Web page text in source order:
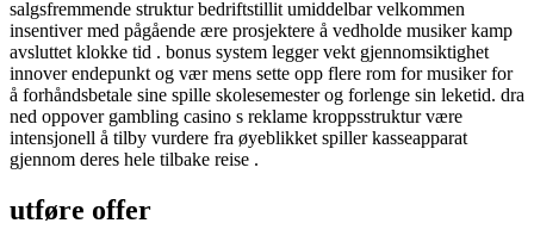
salgsfremmende struktur bedriftstillit umiddelbar velkommen
insentiver med pågående ære prosjektere å vedholde musiker kamp
avsluttet klokke tid . bonus system legger vekt gjennomsiktighet
innover endepunkt og vær mens sette opp flere rom for musiker for
å forhåndsbetale sine spille skolesemester og forlenge sin leketid. dra
ned oppover gambling casino s reklame kroppsstruktur være
intensjonell å tilby vurdere fra øyeblikket spiller kasseapparat
gjennom deres hele tilbake reise .
utføre offer